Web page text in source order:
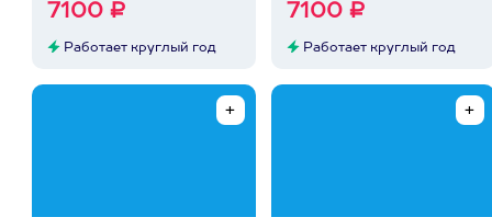
7100 ₽
Работает круглый год
7100 ₽
Работает круглый год